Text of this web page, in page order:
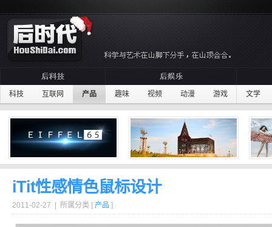
科技 互联网 产品 趣味 视频 动漫 游戏 文学
iTit性感情色鼠标设计
2011-02-27 | 所属分类 [ 产品 ]